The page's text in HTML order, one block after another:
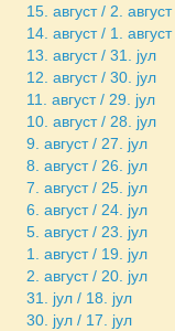
15. август / 2. август
14. август / 1. август
13. август / 31. јул
12. август / 30. јул
11. август / 29. јул
10. август / 28. јул
9. август / 27. јул
8. август / 26. јул
7. август / 25. јул
6. август / 24. јул
5. август / 23. јул
1. август / 19. јул
2. август / 20. јул
31. јул / 18. јул
30. јул / 17. јул